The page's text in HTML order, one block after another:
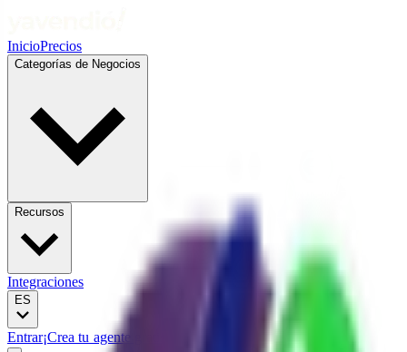
InicioPrecios
Categorías de Negocios
Recursos
Integraciones
ES
Entrar¡Crea tu agente gratis!